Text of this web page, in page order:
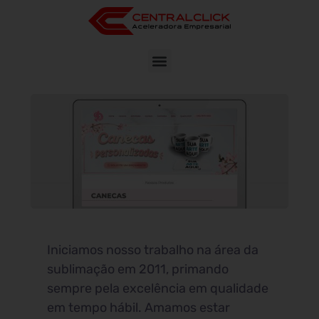
Iniciamos nosso trabalho na área da
sublimação em 2011, primando
sempre pela excelência em qualidade
em tempo hábil. Amamos estar